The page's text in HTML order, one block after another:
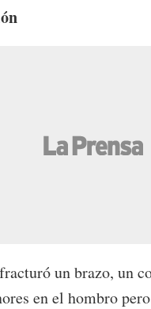
un brazo, un
en el hombro